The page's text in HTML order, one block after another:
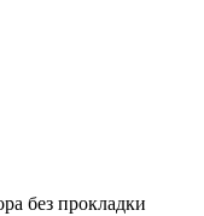
без прокладки